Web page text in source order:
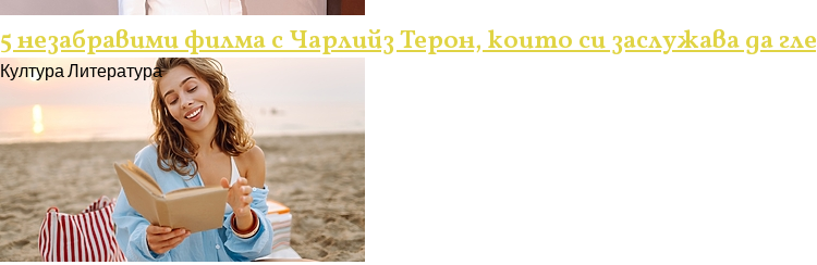
5 незабравими филма с Чарлийз Терон, които си заслужава да
КултураЛитература